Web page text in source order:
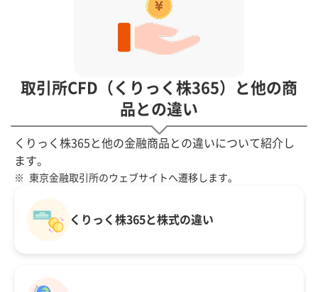
取引所CFD（くりっく株365）と他の商
品との違い
くりっく株365と他の金融商品との違いについて紹介し
ます。
東京金融取引所のウェブサイトへ遷移します。
くりっく株365と株式の違い